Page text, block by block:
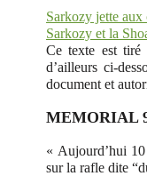
Sarkozy jette aux
Sarkozy et la
Ce texte est tiré
d’ailleurs ci-
document et
MEMORIAL
« Aujourd’hui
sur la rafle dite